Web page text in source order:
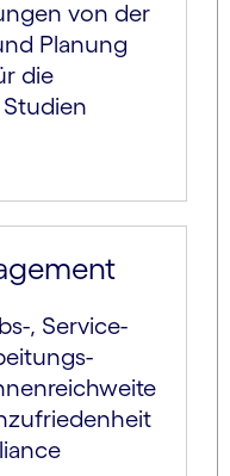
von der
Planung
die
, Service-